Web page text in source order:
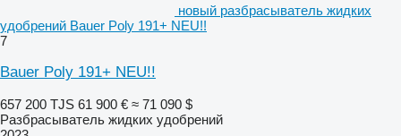
новый разбрасыватель жидких
удобрений Bauer Poly 191+ NEU!!
7
Bauer Poly 191+ NEU!!
657 200 TJS 61 900 € ≈ 71 090 $
Разбрасыватель жидких удобрений